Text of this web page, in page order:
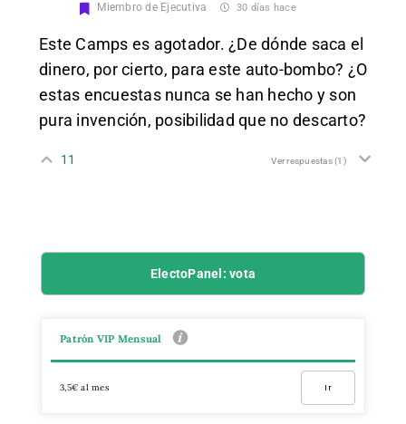
Miembro de Ejecutiva 30 días hace
Este Camps es agotador. ¿De dónde saca el
dinero, por cierto, para este auto-bombo? ¿O
estas encuestas nunca se han hecho y son
pura invención, posibilidad que no descarto?
11 Ver respuestas(1)
ElectoPanel: vota
Patrón VIP Mensual
3,5€ al mes Ir